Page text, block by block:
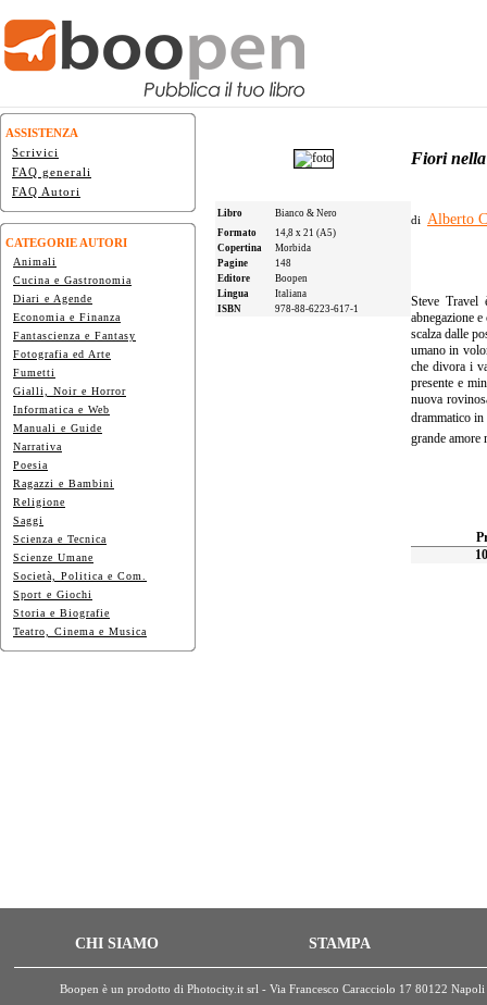
ASSISTENZA
Scrivici
FAQ generali
FAQ Autori
CATEGORIE AUTORI
Animali
Cucina e Gastronomia
Diari e Agende
Economia e Finanza
Fantascienza e Fantasy
Fotografia ed Arte
Fumetti
Gialli, Noir e Horror
Informatica e Web
Manuali e Guide
Narrativa
Poesia
Ragazzi e Bambini
Religione
Saggi
Scienza e Tecnica
Scienze Umane
Società, Politica e Com.
Sport e Giochi
Storia e Biografie
Teatro, Cinema e Musica
Libro
Bianco & Nero
Formato
14,8 x 21 (A5)
Copertina
Morbida
Pagine
148
Editore
Boopen
Lingua
Italiana
ISBN
978-88-6223-617-1
Fiori nella
di Alberto
Steve Travel
abnegazione
scalza dalle
umano in
che divora i
presente e
nuova
drammatico
grande amore
CHI SIAMO STAMPA
Boopen è un prodotto di Photocity.it srl - Via Francesco Caracciolo 17 80122